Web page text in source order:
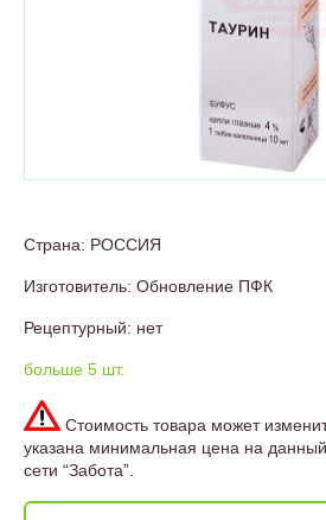
Страна: РОССИЯ
Изготовитель: Обновление ПФК
Рецептурный: нет
больше 5 шт.
Стоимость товара может
указана минимальная цена на
сети “Забота”.